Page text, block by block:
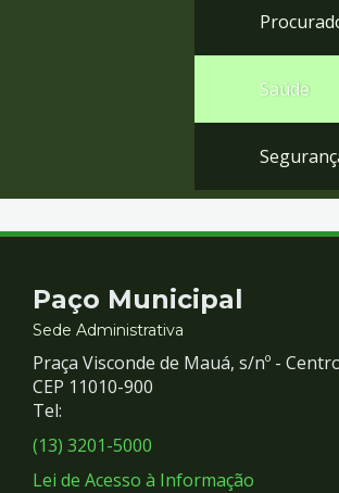
Saúde
Contato
e
Redes
Sociais
Paço Municipal
Sede Administrativa
Praça Visconde de Mauá, s/nº -
CEP 11010-900
Tel:
(13) 3201-5000
Lei de Acesso à Informação